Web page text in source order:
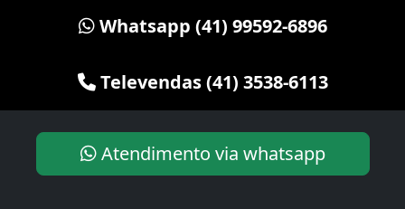
Whatsapp (41) 99592-6896
Televendas (41) 3538-6113
Atendimento via whatsapp